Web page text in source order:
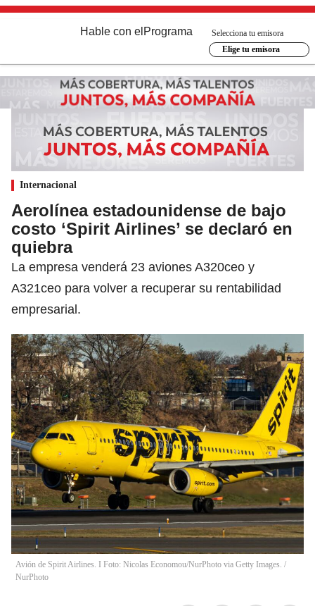
Hable con el Programa
Selecciona tu emisora
Elige tu emisora
Internacional
Aerolínea estadounidense de bajo
costo ‘Spirit Airlines’ se declaró en
quiebra
La empresa venderá 23 aviones A320ceo y
A321ceo para volver a recuperar su rentabilidad
empresarial.
Avión de Spirit Airlines. I Foto: Nicolas Economou/NurPhoto via Getty Images. /
NurPhoto